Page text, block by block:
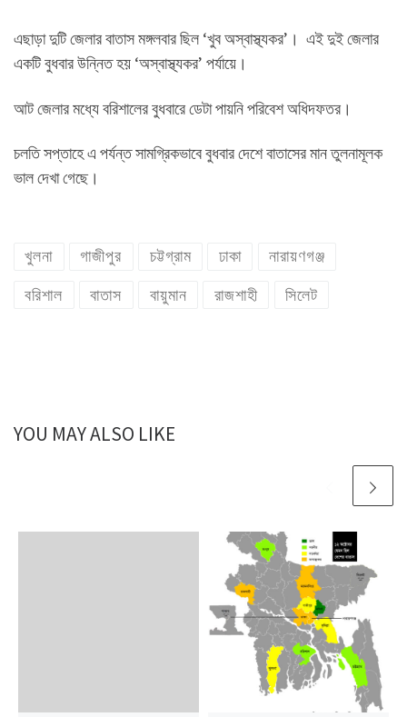
এছাড়া দুটি জেলার বাতাস মঙ্গলবার ছিল ‘খুব অস্বাস্থ্যকর’। এই দুই জেলার
একটি বুধবার উন্নিত হয় ‘অস্বাস্থ্যকর’ পর্যায়ে।
আট জেলার মধ্যে বরিশালের বুধবারে ডেটা পায়নি পরিবেশ অধিদফতর।
চলতি সপ্তাহে এ পর্যন্ত সামগ্রিকভাবে বুধবার দেশে বাতাসের মান তুলনামূলক
ভাল দেখা গেছে।
খুলনা গাজীপুর চট্টগ্রাম ঢাকা নারায়ণগঞ্জ
বরিশাল বাতাস বায়ুমান রাজশাহী সিলেট
YOU MAY ALSO LIKE